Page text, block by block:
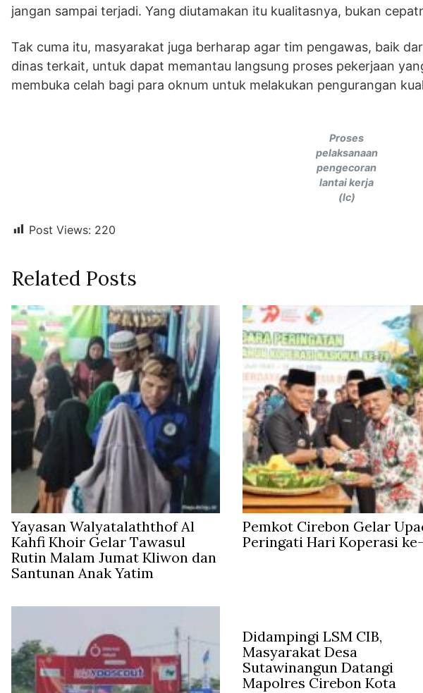
jangan sampai terjadi. Yang diutamakan itu kualitasnya, bukan
Tak cuma itu, masyarakat juga berharap agar tim pengawas, baik
dinas terkait, untuk dapat memantau langsung proses pekerjaan
membuka celah bagi para oknum untuk melakukan pengurangan
Proses
pelaksanaan
pengecoran
lantai kerja
(lc)
Post Views: 220
Related Posts
Yayasan Walyatalaththof Al
Kahfi Khoir Gelar Tawasul
Rutin Malam Jumat Kliwon dan
Santunan Anak Yatim
Pemkot Cirebon Gelar
Peringati Hari Koperasi
Didampingi LSM CIB,
Masyarakat Desa
Sutawinangun Datangi
Mapolres Cirebon Kota